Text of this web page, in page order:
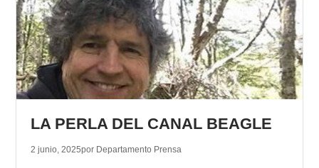
LA PERLA DEL CANAL BEAGLE
2 junio, 2025por Departamento Prensa